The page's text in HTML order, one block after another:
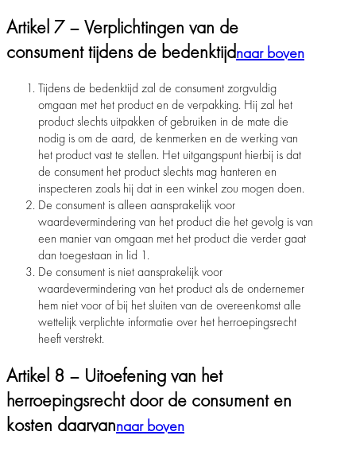
Artikel 7 – Verplichtingen van de
consument tijdens de bedenktijdnaar boven
Tijdens de bedenktijd zal de consument zorgvuldig
omgaan met het product en de verpakking. Hij zal het
product slechts uitpakken of gebruiken in de mate die
nodig is om de aard, de kenmerken en de werking van
het product vast te stellen. Het uitgangspunt hierbij is dat
de consument het product slechts mag hanteren en
inspecteren zoals hij dat in een winkel zou mogen doen.
De consument is alleen aansprakelijk voor
waardevermindering van het product die het gevolg is van
een manier van omgaan met het product die verder gaat
dan toegestaan in lid 1.
De consument is niet aansprakelijk voor
waardevermindering van het product als de ondernemer
hem niet voor of bij het sluiten van de overeenkomst alle
wettelijk verplichte informatie over het herroepingsrecht
heeft verstrekt.
Artikel 8 – Uitoefening van het
herroepingsrecht door de consument en
kosten daarvannaar boven